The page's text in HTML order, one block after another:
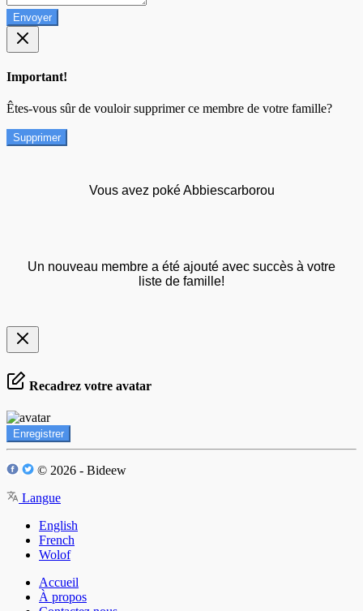
Envoyer
Important!
Êtes-vous sûr de vouloir supprimer ce membre de votre famille?
Supprimer
Vous avez poké Abbiescarborou
Un nouveau membre a été ajouté avec succès à votre
liste de famille!
Recadrez votre avatar
Enregistrer
© 2026 - Bideew
Langue
English
French
Wolof
Accueil
À propos